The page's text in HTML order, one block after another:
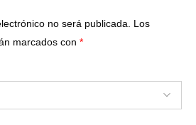
no será publicada.
Los
marcados con *